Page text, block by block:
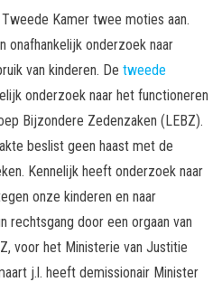
Kamer twee moties aan.
onafhankelijk onderzoek naar
van kinderen. De tweede
onderzoek naar het functioneren
Bijzondere Zedenzaken (LEBZ).
beslist geen haast met de
Kennelijk heeft onderzoek naar
onze kinderen en naar
rechtsgang door een orgaan van
voor het Ministerie van Justitie
j.l. heeft demissionair Minister